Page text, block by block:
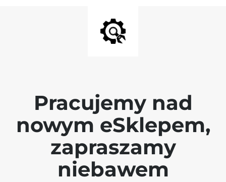
Pracujemy nad
nowym eSklepem,
zapraszamy
niebawem